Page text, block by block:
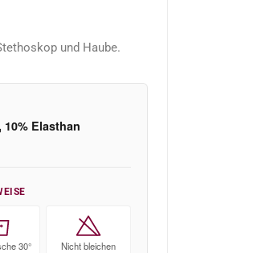
und Haube.
10% Elasthan
30° Nicht bleichen